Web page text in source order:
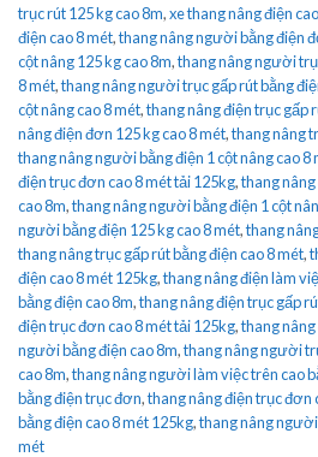
trục rút 125 kg cao 8m,xe thang nâng điện
điện cao 8 mét,thang nâng người bằng điện
cột nâng 125 kg cao 8m,thang nâng người
8 mét,thang nâng người trục gấp rút bằng
cột nâng cao 8 mét,thang nâng điện trục gấp
nâng điện đơn 125 kg cao 8 mét,thang nâng
thang nâng người bằng điện 1 cột nâng cao 8
điện trục đơn cao 8 mét tải 125kg,thang
cao 8m,thang nâng người bằng điện 1 cột
người bằng điện 125 kg cao 8 mét,thang
thang nâng trục gấp rút bằng điện cao 8 mét,
điện cao 8 mét 125kg,thang nâng điện làm
bằng điện cao 8m,thang nâng điện trục gấp
điện trục đơn cao 8 mét tải 125kg,thang
người bằng điện cao 8m,thang nâng người
cao 8m,thang nâng người làm việc trên cao
bằng điện trục đơn,thang nâng điện trục đơn
bằng điện cao 8 mét 125kg,thang nâng
mét